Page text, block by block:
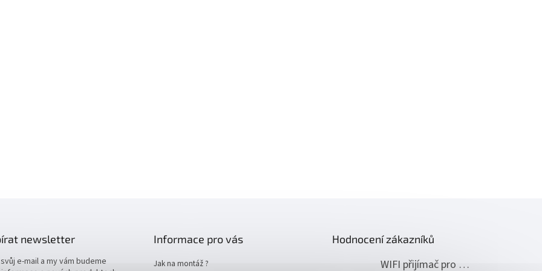
newsletter
e-mail a my vám budeme
Informace pro vás
Jak na montáž ?
Hodnocení zákazníků
WIFI přijímač pro ovládání pohonů NICE